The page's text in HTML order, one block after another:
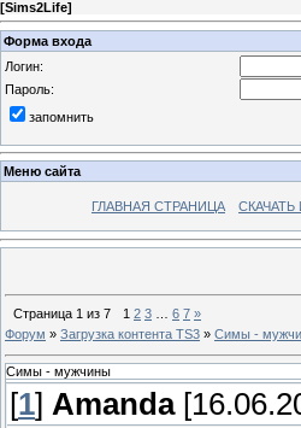
[Sims2Life]
Форма входа
Логин:
Пароль:
запомнить
Меню сайта
ГЛАВНАЯ СТРАНИЦА СКАЧАТЬ
Страница 1 из 7 1 2 3 6 7 »
Форум » Загрузка контента TS3 » Симы -
Симы - мужчины
[1] Amanda